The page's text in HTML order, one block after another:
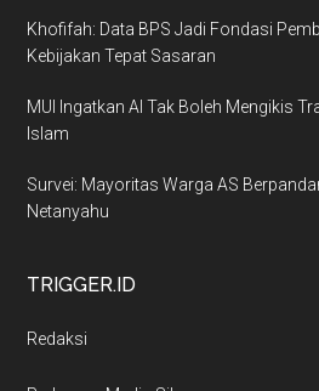
Khofifah: Data BPS Jadi Fondasi
Kebijakan Tepat Sasaran
MUI Ingatkan AI Tak Boleh Mengikis
Islam
Survei: Mayoritas Warga AS
Netanyahu
TRIGGER.ID
Redaksi